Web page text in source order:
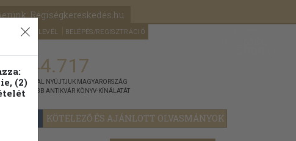
Régiségkereskedés.hu
HÍRLEVÉL BELÉPÉS/REGISZTRÁCIÓ
KÖTELEZŐ ÉS AJÁNLOTT OLVASMÁNYOK
1.144.717
KIADVÁNNYAL NYÚJTJUK MAGYARORSZÁG
LEGNAGYOBB ANTIKVÁR KÖNYV-KÍNÁLATÁT
(2)